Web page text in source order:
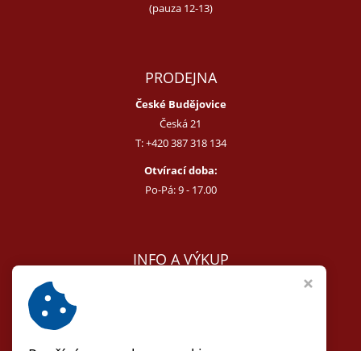
(pauza 12-13)
PRODEJNA
České Budějovice
Česká 21
T:+420 387 318 134
Otvírací doba:
Po-Pá: 9 - 17.00
INFO A VÝKUP